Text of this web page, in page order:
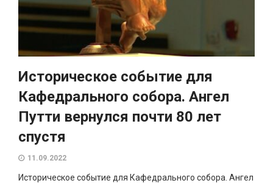
Историческое событие для
Кафедрального собора. Ангел
Путти вернулся почти 80 лет
спустя
11.09.2022
Историческое событие для Кафедрального собора. Ангел